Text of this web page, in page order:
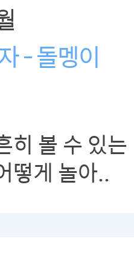
- 돌멩이
히 볼 수 있는
떻게 놀아..